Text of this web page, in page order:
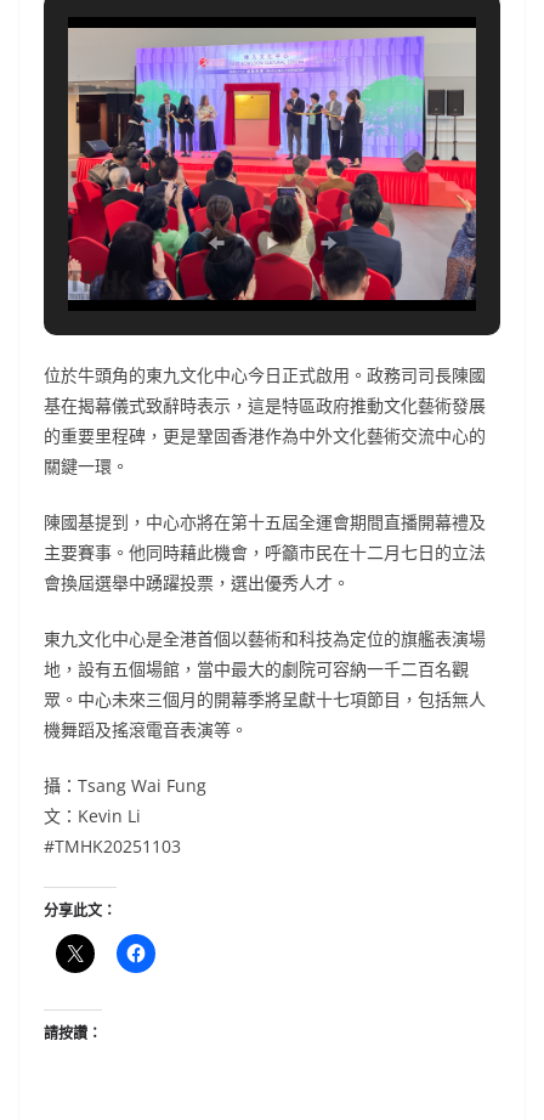
位於牛頭角的東九文化中心今日正式啟用。政務司司長陳國
基在揭幕儀式致辭時表示，這是特區政府推動文化藝術發展
的重要里程碑，更是鞏固香港作為中外文化藝術交流中心的
關鍵一環。
陳國基提到，中心亦將在第十五屆全運會期間直播開幕禮及
主要賽事。他同時藉此機會，呼籲市民在十二月七日的立法
會換屆選舉中踴躍投票，選出優秀人才。
東九文化中心是全港首個以藝術和科技為定位的旗艦表演場
地，設有五個場館，當中最大的劇院可容納一千二百名觀
眾。中心未來三個月的開幕季將呈獻十七項節目，包括無人
機舞蹈及搖滾電音表演等。
攝：Tsang Wai Fung
文：Kevin Li
#TMHK20251103
分享此文：
請按讚：